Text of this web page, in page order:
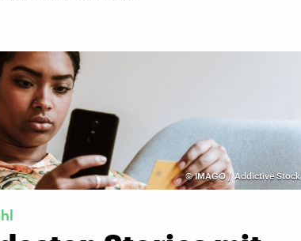
©IMAGO / Addictive Stock